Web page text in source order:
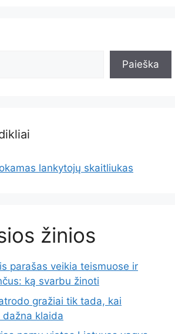
Paieška
žinios
parašas veikia teismuose ir
ką svarbu žinoti
gražiai tik tada, kai
dažna klaida